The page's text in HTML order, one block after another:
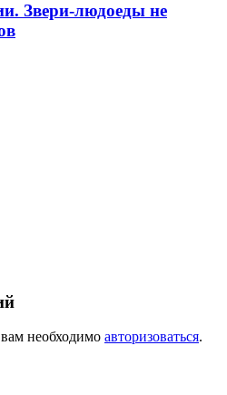
Звери-людоеды не
необходимо авторизоваться.